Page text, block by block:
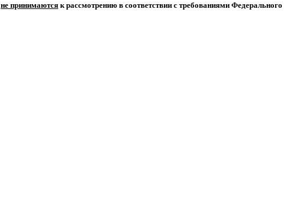
не принимаются к рассмотрению в соответствии с требованиями Федерального